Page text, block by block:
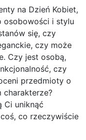
na Dzień Kobiet,
osobowości i stylu
się, czy
czy może
Czy jest osobą,
czy
przedmioty o
charakterze?
Ci uniknąć
co rzeczywiście